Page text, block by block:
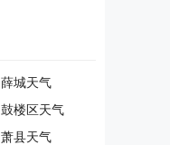
薛城天气
鼓楼区天气
萧县天气